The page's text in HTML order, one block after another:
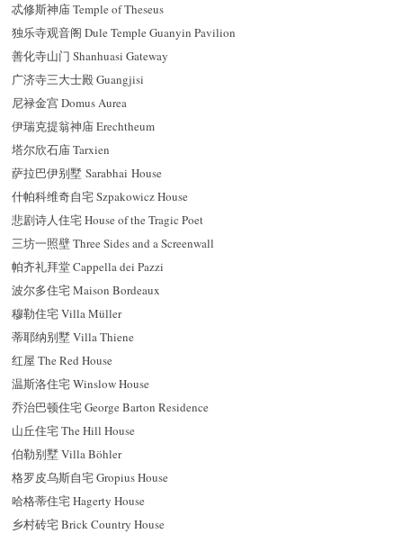
忒修斯神庙 Temple of Theseus
独乐寺观音阁 Dule Temple Guanyin Pavilion
善化寺山门 Shanhuasi Gateway
广济寺三大士殿 Guangjisi
尼禄金宫 Domus Aurea
伊瑞克提翁神庙 Erechtheum
塔尔欣石庙 Tarxien
萨拉巴伊别墅 Sarabhai House
什帕科维奇自宅 Szpakowicz House
悲剧诗人住宅 House of the Tragic Poet
三坊一照壁 Three Sides and a Screenwall
帕齐礼拜堂 Cappella dei Pazzi
波尔多住宅 Maison Bordeaux
穆勒住宅 Villa Müller
蒂耶纳别墅 Villa Thiene
红屋 The Red House
温斯洛住宅 Winslow House
乔治巴顿住宅 George Barton Residence
山丘住宅 The Hill House
伯勒别墅 Villa Böhler
格罗皮乌斯自宅 Gropius House
哈格蒂住宅 Hagerty House
乡村砖宅 Brick Country House